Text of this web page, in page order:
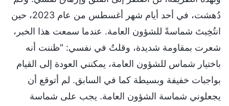
دُهشت، في أحد أيام شهر أغسطس من عام 2023، حين
انتُخِبتَ شماسةً للشؤون العامة. عندما سمعت هذا الخبر،
شعرت بمقاومة شديدة، وقلتُ في نفسي: "ظننت أنه
باختيار شماس للشؤون العامة، يمكنني العودة إلى القيام
بواجبات خفيفة وبسيطة كما في السابق. لم أتوقع أن
يجعلوني شماسة الشؤون العامة. يجب على شماسة